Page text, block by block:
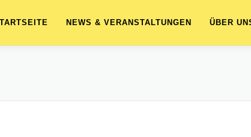
NEWS & VERANSTALTUNGEN ÜBER